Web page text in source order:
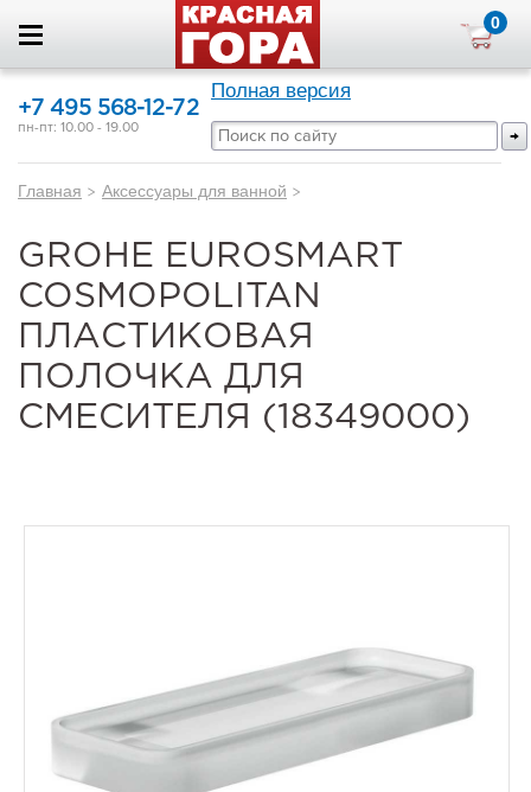
0
+7 495 568-12-72
пн-пт: 10.00 - 19.00
Полная версия
Главная > Аксессуары для ванной >
GROHE EUROSMART
COSMOPOLITAN
ПЛАСТИКОВАЯ
ПОЛОЧКА ДЛЯ
СМЕСИТЕЛЯ (18349000)